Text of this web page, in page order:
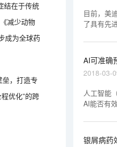
结在于传统
减少动物
成为全球药
垒，打造专
优化”的跨
目前，美
了具有先
低、重复
AI可准确
2018-03-
人工智能
AI能否有
银屑病药